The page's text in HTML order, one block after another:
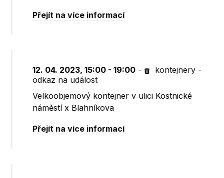
Přejít na více informací
12. 04. 2023, 15:00 - 19:00 - kontejnery -
odkaz na událost
Velkoobjemový kontejner v ulici Kostnické
náměstí x Blahníkova
Přejít na více informací